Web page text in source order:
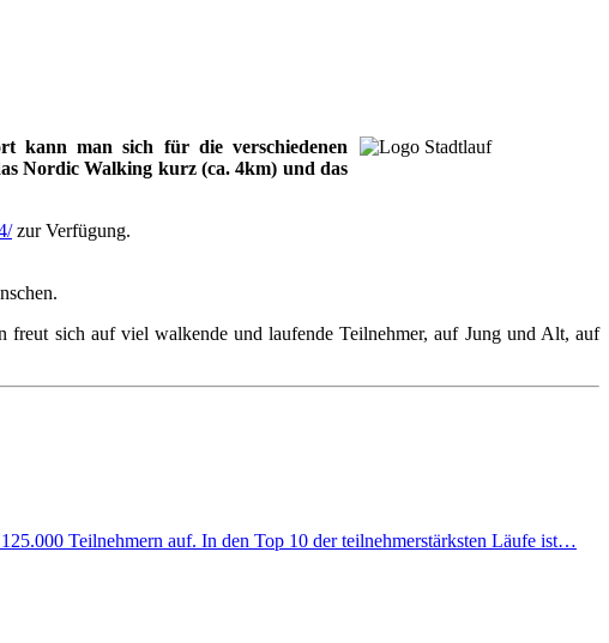
kann man sich für die verschiedenen
Nordic Walking kurz (ca. 4km) und das
zur Verfügung.
sich auf viel walkende und laufende Teilnehmer, auf Jung und Alt, auf
Teilnehmern auf. In den Top 10 der teilnehmerstärksten Läufe ist…